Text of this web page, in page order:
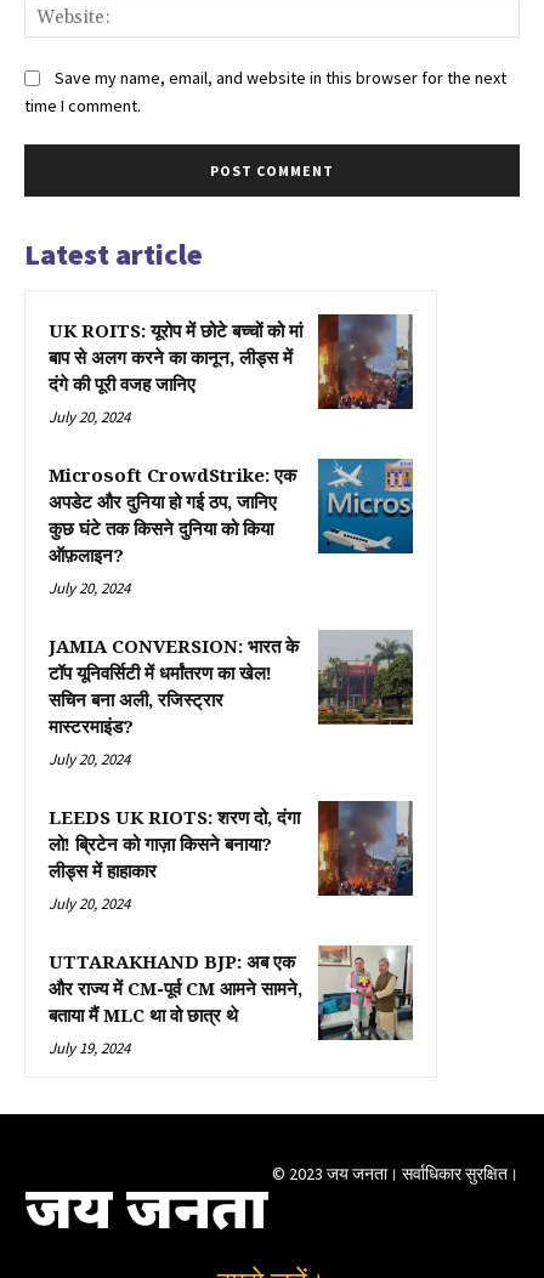
Save my name, email, and website in this browser for the next
time I comment.
Latest article
UK ROITS: यूरोप में छोटे बच्चों को मां
बाप से अलग करने का कानून, लीड्स में
दंगे की पूरी वजह जानिए
July 20, 2024
Microsoft CrowdStrike: एक
अपडेट और दुनिया हो गई ठप, जानिए
कुछ घंटे तक किसने दुनिया को किया
ऑफ़लाइन?
July 20, 2024
JAMIA CONVERSION: भारत के
टॉप यूनिवर्सिटी में धर्मांतरण का खेल!
सचिन बना अली, रजिस्ट्रार
मास्टरमाइंड?
July 20, 2024
LEEDS UK RIOTS: शरण दो, दंगा
लो! ब्रिटेन को गाज़ा किसने बनाया?
लीड्स में हाहाकार
July 20, 2024
UTTARAKHAND BJP: अब एक
और राज्य में CM-पूर्व CM आमने सामने,
बताया मैं MLC था वो छात्र थे
July 19, 2024
जय जनता © 2023 जय जनता। सर्वाधिकार सुरक्षित।